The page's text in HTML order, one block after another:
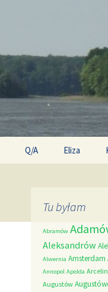
Q/A Eliza
Tu byłam
Abramów
Aleksandrów
Alwernia Amsterdam
Annopol Apolda Arcelin
Augustów